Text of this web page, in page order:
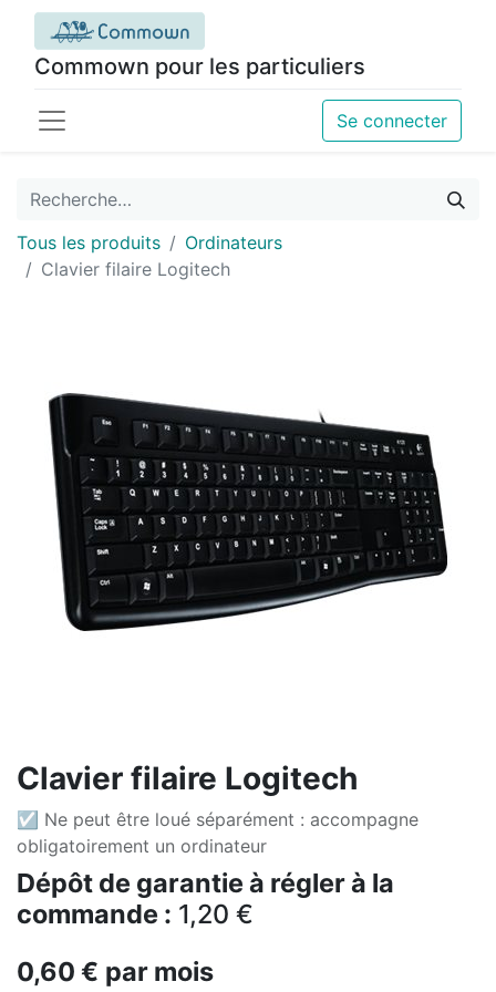
Commown pour les particuliers
Se connecter
Tous les produits
Ordinateurs
Clavier filaire Logitech
Clavier filaire Logitech
☑ Ne peut être loué séparément : accompagne
obligatoirement un ordinateur
Dépôt de garantie à régler à la
commande : 1,20 €
0,60 € par mois